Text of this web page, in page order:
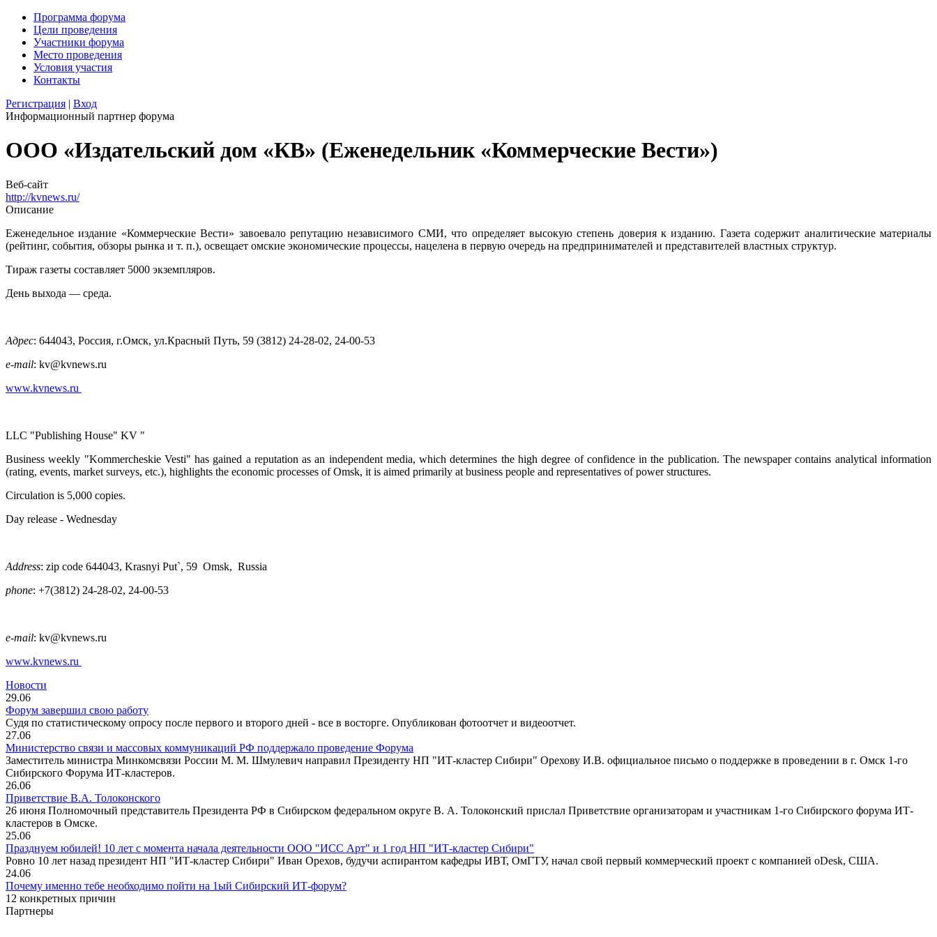
Программа форума
Цели проведения
Участники форума
Место проведения
Условия участия
Контакты
Регистрация | Вход
Информационный партнер форума
ООО «Издательский дом «КВ» (Еженедельник «Коммерческие Вести»)
Веб-сайт
http://kvnews.ru/
Описание
Еженедельное издание «Коммерческие Вести» завоевало репутацию независимого СМИ, что определяет высокую степень доверия к изданию. Газета содержит аналитические материалы
(рейтинг, события, обзоры рынка и т. п.), освещает омские экономические процессы, нацелена в первую очередь на предпринимателей и представителей властных структур.
Тираж газеты составляет 5000 экземпляров.
День выхода — среда.
Адрес: 644043, Россия, г.Омск, ул.Красный Путь, 59 (3812) 24-28-02, 24-00-53
e-mail: kv@kvnews.ru
www.kvnews.ru
LLC "Publishing House" KV "
Business weekly "Kommercheskie Vesti" has gained a reputation as an independent media, which determines the high degree of confidence in the publication. The newspaper contains analytical information
(rating, events, market surveys, etc.), highlights the economic processes of Omsk, it is aimed primarily at business people and representatives of power structures.
Circulation is 5,000 copies.
Day release - Wednesday
Address: zip code 644043, Krasnyi Put`, 59 Omsk, Russia
phone: +7(3812) 24-28-02, 24-00-53
e-mail: kv@kvnews.ru
www.kvnews.ru
Новости
29.06
Форум завершил свою работу
Судя по статистическому опросу после первого и второго дней - все в восторге. Опубликован фотоотчет и видеоотчет.
27.06
Министерство связи и массовых коммуникаций РФ поддержало проведение Форума
Заместитель министра Минкомсвязи России М. М. Шмулевич направил Президенту НП "ИТ-кластер Сибири" Орехову И.В. официальное письмо о поддержке в проведении в г. Омск 1-го
Сибирского Форума ИТ-кластеров.
26.06
Приветствие В.А. Толоконского
26 июня Полномочный представитель Президента РФ в Сибирском федеральном округе В. А. Толоконский прислал Приветствие организаторам и участникам 1-го Сибирского форума ИТ-
кластеров в Омске.
25.06
Празднуем юбилей! 10 лет с момента начала деятельности ООО "ИСС Арт" и 1 год НП "ИТ-кластер Сибири"
Ровно 10 лет назад президент НП "ИТ-кластер Сибири" Иван Орехов, будучи аспирантом кафедры ИВТ, ОмГТУ, начал свой первый коммерческий проект с компанией oDesk, США.
24.06
Почему именно тебе необходимо пойти на 1ый Сибирский ИТ-форум?
12 конкретных причин
Партнеры